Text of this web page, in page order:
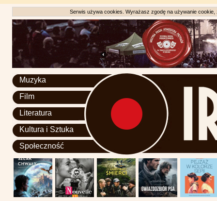
Serwis używa cookies. Wyrażasz zgodę na używanie
Muzyka
Film
Literatura
Kultura i Sztuka
Społeczność